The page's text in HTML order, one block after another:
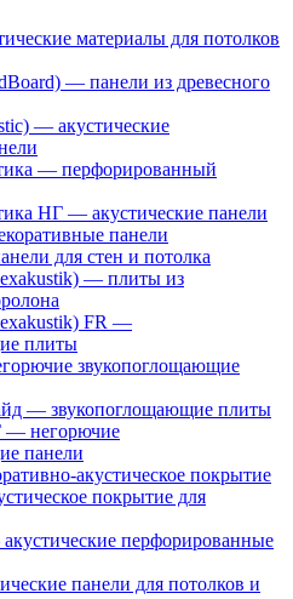
материалы для потолков
— панели из древесного
— акустические
— перфорированный
НГ — акустические панели
панели
для стен и потолка
— плиты из
FR —
плиты
звукопоглощающие
— звукопоглощающие плиты
негорючие
панели
акустическое покрытие
покрытие для
перфорированные
панели для потолков и